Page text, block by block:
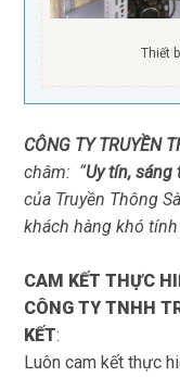
Thiết
CÔNG TY TRUYỀN
châm: “Uy tín, sáng
của Truyền Thông
khách hàng khó
CAM KẾT THỰC
CÔNG TY TNHH
KẾT:
Luôn cam kết thực